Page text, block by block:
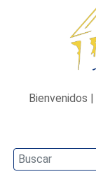
Bienvenidos |